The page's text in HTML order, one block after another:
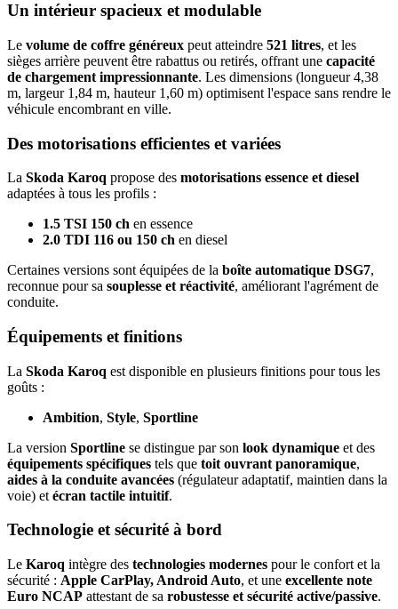
Un intérieur spacieux et modulable
Le volume de coffre généreux peut atteindre 521 litres, et les
sièges arrière peuvent être rabattus ou retirés, offrant une capacité
de chargement impressionnante. Les dimensions (longueur 4,38
m, largeur 1,84 m, hauteur 1,60 m) optimisent l'espace sans rendre le
véhicule encombrant en ville.
Des motorisations efficientes et variées
La Skoda Karoq propose des motorisations essence et diesel
adaptées à tous les profils :
1.5 TSI 150 ch en essence
2.0 TDI 116 ou 150 ch en diesel
Certaines versions sont équipées de la boîte automatique DSG7,
reconnue pour sa souplesse et réactivité, améliorant l'agrément de
conduite.
Équipements et finitions
La Skoda Karoq est disponible en plusieurs finitions pour tous les
goûts :
Ambition, Style, Sportline
La version Sportline se distingue par son look dynamique et des
équipements spécifiques tels que toit ouvrant panoramique,
aides à la conduite avancées (régulateur adaptatif, maintien dans la
voie) et écran tactile intuitif.
Technologie et sécurité à bord
Le Karoq intègre des technologies modernes pour le confort et la
sécurité : Apple CarPlay, Android Auto, et une excellente note
Euro NCAP attestant de sa robustesse et sécurité active/passive.